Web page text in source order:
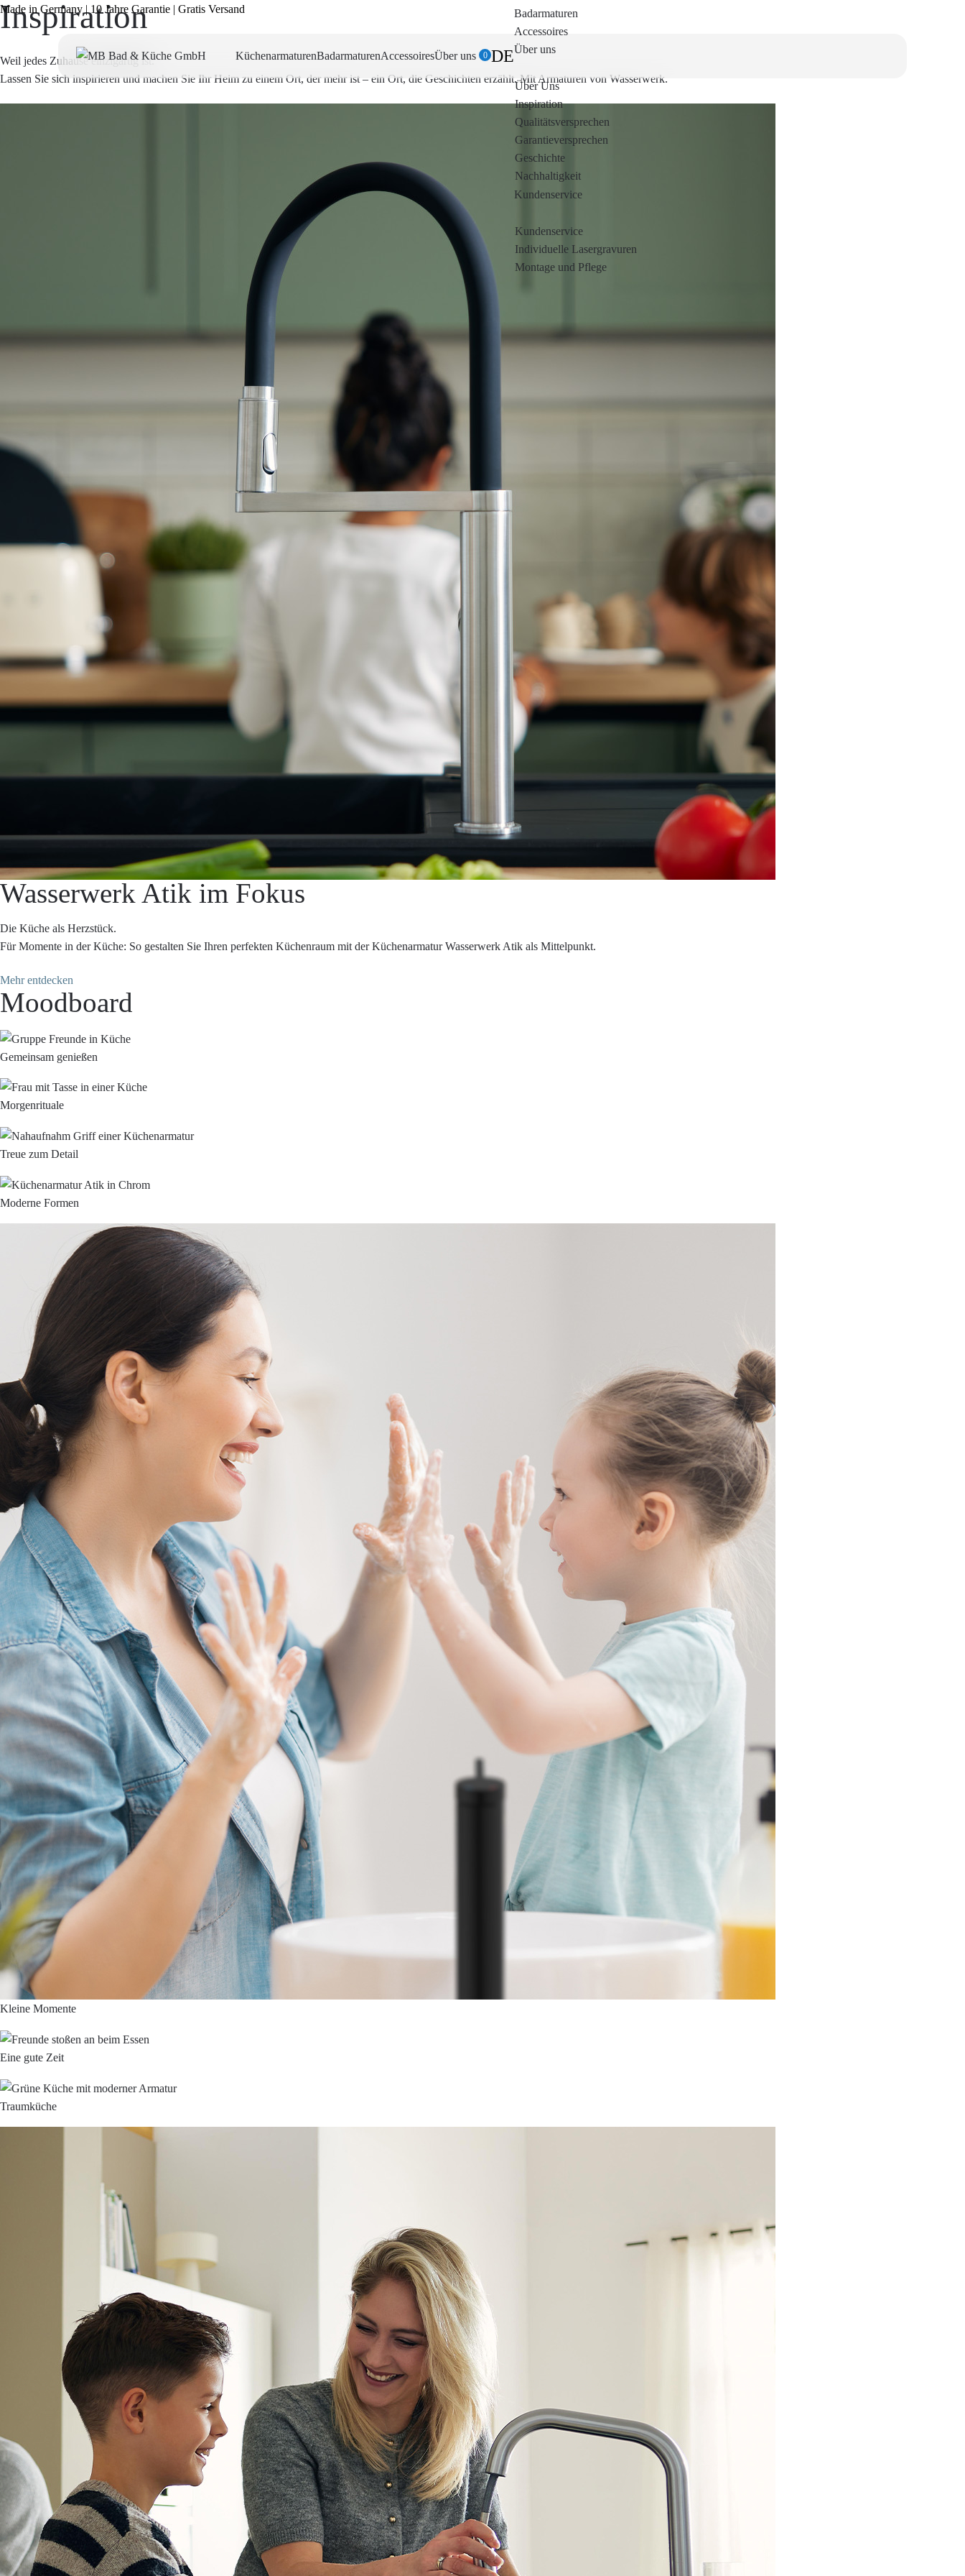
Made in Germany | 10 Jahre Garantie | Gratis Versand
KüchenarmaturenBadarmaturenAccessoiresÜber uns 0 DE
Badarmaturen
Accessoires
Über uns
Über Uns
Inspiration
Qualitätsversprechen
Garantieversprechen
Geschichte
Nachhaltigkeit
Kundenservice
Kundenservice
Individuelle Lasergravuren
Montage und Pflege
Inspiration
Weil jedes Zuhause einzigartig ist.
Lassen Sie sich inspirieren und machen Sie Ihr Heim zu einem Ort, der mehr ist – ein Ort, die Geschichten erzählt. Mit Armaturen von Wasserwerk.
Wasserwerk Atik im Fokus
Die Küche als Herzstück.
Für Momente in der Küche: So gestalten Sie Ihren perfekten Küchenraum mit der Küchenarmatur Wasserwerk Atik als Mittelpunkt.
Mehr entdecken
Moodboard
Gemeinsam genießen
Morgenrituale
Treue zum Detail
Moderne Formen
Kleine Momente
Eine gute Zeit
Traumküche